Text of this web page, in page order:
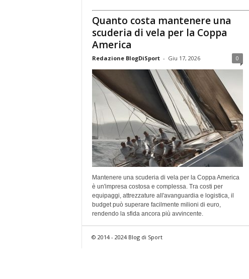
Quanto costa mantenere una
scuderia di vela per la Coppa
America
Redazione BlogDiSport - Giu 17, 2026 0
Mantenere una scuderia di vela per la Coppa America
è un'impresa costosa e complessa. Tra costi per
equipaggi, attrezzature all'avanguardia e logistica, il
budget può superare facilmente milioni di euro,
rendendo la sfida ancora più avvincente.
© 2014 - 2024 Blog di Sport